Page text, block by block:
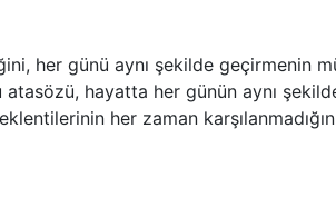
her günü aynı şekilde geçirmenin
hayatta her günün aynı
her zaman